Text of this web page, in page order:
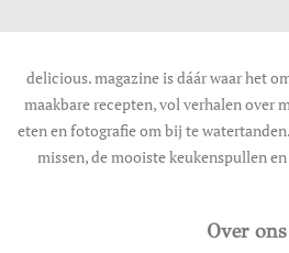
delicious. magazine is dáár waar het
maakbare recepten, vol verhalen over
eten en fotografie om bij te
missen, de mooiste keukenspullen
Over ons